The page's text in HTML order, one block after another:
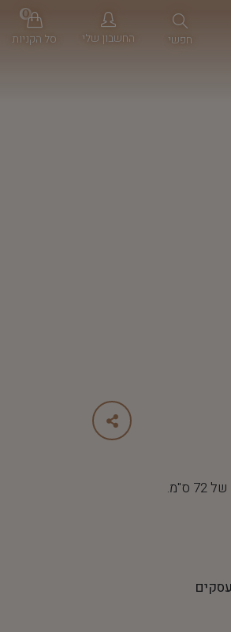
חפשי החשבון שלי סל הקניות
0